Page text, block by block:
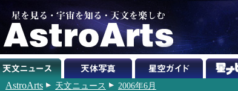
AstroArts 天文ニュース 2006年6月